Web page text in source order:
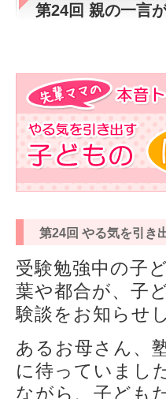
第24回 親の一言
第24回 やる気を引き
受験勉強中の子
葉や都合が、子
験談をお知らせ
あるお母さん、
に待っていまし
ながら、子ども